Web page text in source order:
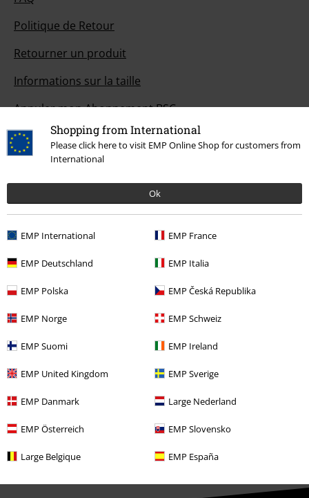
Shopping from International
Please click here to visit EMP Online Shop for customers from
International
Ok
EMP International EMP France
EMP Deutschland EMP Italia
EMP Polska EMP Česká Republika
EMP Norge EMP Schweiz
EMP Suomi EMP Ireland
EMP United Kingdom EMP Sverige
EMP Danmark Large Nederland
EMP Österreich EMP Slovensko
Large Belgique EMP España
Politique de Retour
Retourner un produit
Informations sur la taille
Annuler mon Abonnement BSC
Méthodes de paiement
Offre pour toi
Concours
Bons d'achat Large
EMP Backstage Club
À propos d'EMP
Réseau d'Affiliation
Durabilité